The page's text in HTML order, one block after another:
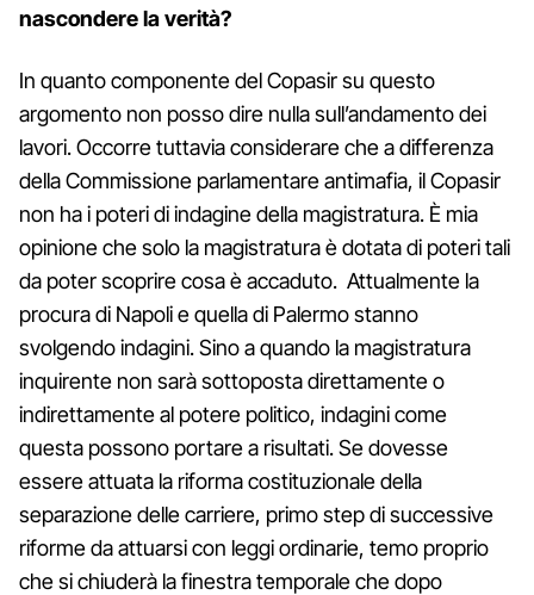
nascondere la verità?
In quanto componente del Copasir su questo
argomento non posso dire nulla sull’andamento dei
lavori. Occorre tuttavia considerare che a differenza
della Commissione parlamentare antimafia, il Copasir
non ha i poteri di indagine della magistratura. È mia
opinione che solo la magistratura è dotata di poteri tali
da poter scoprire cosa è accaduto. Attualmente la
procura di Napoli e quella di Palermo stanno
svolgendo indagini. Sino a quando la magistratura
inquirente non sarà sottoposta direttamente o
indirettamente al potere politico, indagini come
questa possono portare a risultati. Se dovesse
essere attuata la riforma costituzionale della
separazione delle carriere, primo step di successive
riforme da attuarsi con leggi ordinarie, temo proprio
che si chiuderà la finestra temporale che dopo